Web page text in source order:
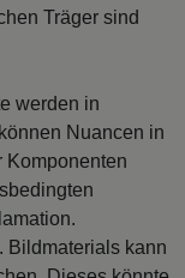
Träger sind
werden in
Nuancen in
Komponenten
Bildmaterials kann